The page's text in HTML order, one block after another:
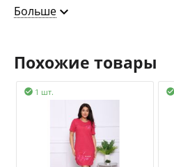
ОЦЕНИТЬ ПРОДАВЦА
Больше
Похожие товары
1 шт.
 